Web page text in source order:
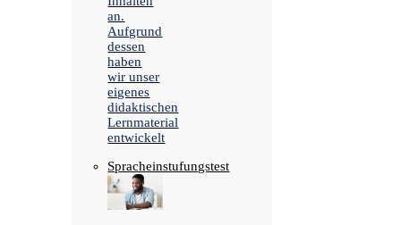
an.
Aufgrund
dessen
haben
wir unser
eigenes
didaktischen
Lernmaterial
entwickelt
Spracheinstufungstest